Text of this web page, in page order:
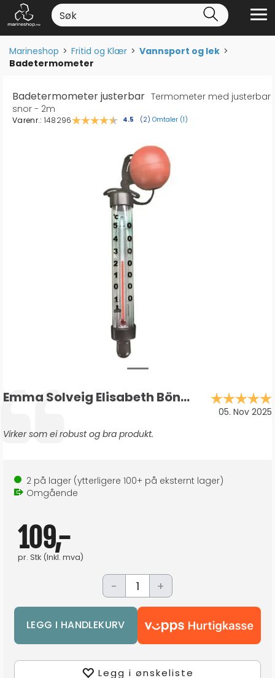
Marineshop>Fritid og Klær>Vannsport og lek>
Badetermometer
Badetermometer justerbar Termometer med justerbar
snor - 2m
Varenr.: 148296 Gjennomsnittskarakter:
4.5 (stemmer:
2) Omtaler (1)
Testimonial
Forfatter:
Emma Solveig Elisabeth Bönnemark
Dato:
05. Nov 2025
Tekst:
Virker som ei robust og bra produkt.
2 på lager (ytterligere 100+ på eksternt lager)
Omgående
109,-
pr. Stk (Inkl. mva)
- +
Legg i ønskeliste